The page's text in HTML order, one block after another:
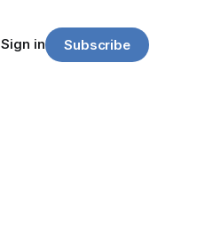
Sign in Subscribe